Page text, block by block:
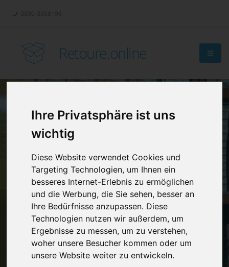
Ihre Privatsphäre ist uns
wichtig
Diese Website verwendet Cookies und
Targeting Technologien, um Ihnen ein
besseres Internet-Erlebnis zu ermöglichen
und die Werbung, die Sie sehen, besser an
Ihre Bedürfnisse anzupassen. Diese
Technologien nutzen wir außerdem, um
Ergebnisse zu messen, um zu verstehen,
woher unsere Besucher kommen oder um
unsere Website weiter zu entwickeln.
Retoure.online
Retouren-
Management?
Vereinbaren Sie einenRückruf
Hinterlassen Sie uns gern eine persönliche Nachricht.